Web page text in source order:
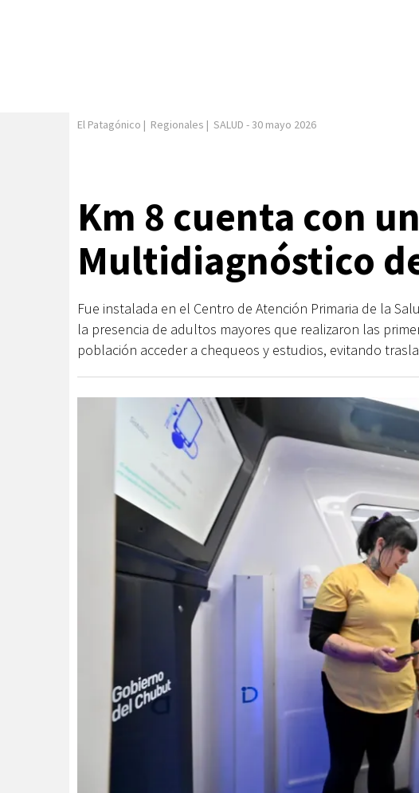
El Patagónico | Regionales | SALUD -30 mayo 2026
Km 8 cuenta con
Multidiagnóstico
Fue instalada en el Centro de Atención Primaria de la
la presencia de adultos mayores que realizaron las
población acceder a chequeos y estudios, evitando